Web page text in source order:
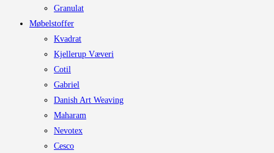
Granulat
Møbelstoffer
Kvadrat
Kjellerup Væveri
Cotil
Gabriel
Danish Art Weaving
Maharam
Nevotex
Cesco